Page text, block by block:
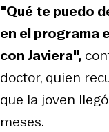
"Qué te puedo
en el programa
con Javiera",
doctor, quien
que la joven
meses.